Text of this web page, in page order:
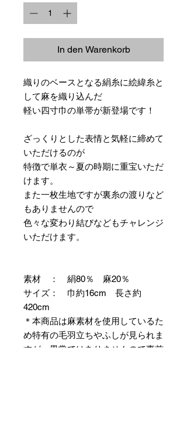
In den Warenkorb
織りのベースとなる絹糸に絵緯糸と
して麻を織り込んだ
軽い四寸巾の単帯が新登場です！
ざっくりとした表情と気軽に締めて
いただけるのが
特徴で単衣～夏の時期に重宝いただ
けます。
また一枚生地ですが裏糸の渡りなど
もありませんので
色々な変わり結びなどもチャレンジ
いただけます。
素材 ： 絹80％ 麻20％
サイズ： 巾約16cm 長さ約
420cm
＊本商品は麻素材を使用しているた
め特有の毛羽立ちやふしが見られま
すが、異常ではありませんので事前